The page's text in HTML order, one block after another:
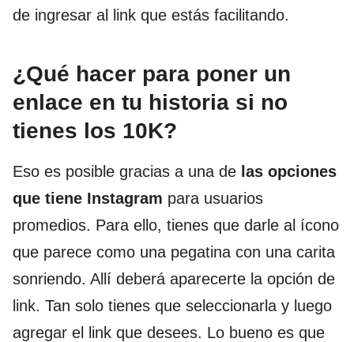
de ingresar al link que estás facilitando.
¿Qué hacer para poner un
enlace en tu historia si no
tienes los 10K?
Eso es posible gracias a una de las opciones
que tiene Instagram para usuarios
promedios. Para ello, tienes que darle al ícono
que parece como una pegatina con una carita
sonriendo. Allí deberá aparecerte la opción de
link. Tan solo tienes que seleccionarla y luego
agregar el link que desees. Lo bueno es que